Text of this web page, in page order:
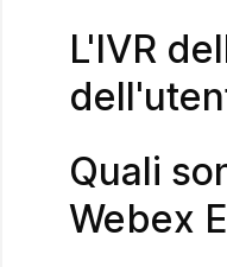
L'IVR
Quali
Webex